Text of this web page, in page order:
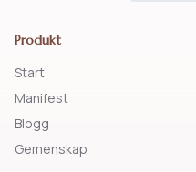
Produkt
Start
Manifest
Blogg
Gemenskap